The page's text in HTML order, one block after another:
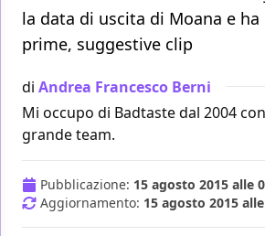
la data di uscita di Moana e
prime, suggestive clip
di Andrea Francesco Berni
Mi occupo di Badtaste dal 2004
grande team.
Pubblicazione: 15 agosto 2015 alle
Aggiornamento: 15 agosto 2015